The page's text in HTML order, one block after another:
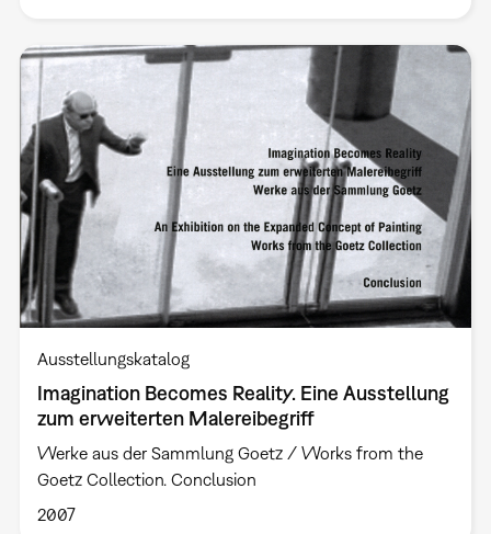
Ausstellungskatalog
Imagination Becomes Reality. Eine Ausstellung
zum erweiterten Malereibegriff
Werke aus der Sammlung Goetz / Works from the
Goetz Collection. Conclusion
2007